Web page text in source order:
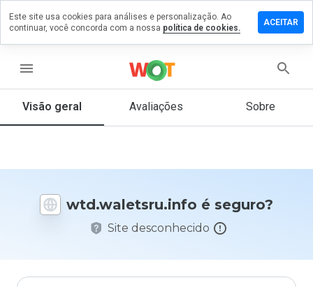
menu
Visão geral Avaliações Sobre
wtd.waletsru.info é seguro?
Site desconhecido
um
em
De 1
nota
Este site usa cookies para análises e personalização. Ao
continuar, você concorda com a nossa política de cookies.
ACEITAR